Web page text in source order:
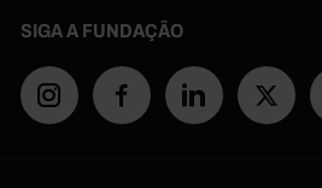
SIGA A FUNDAÇÃO